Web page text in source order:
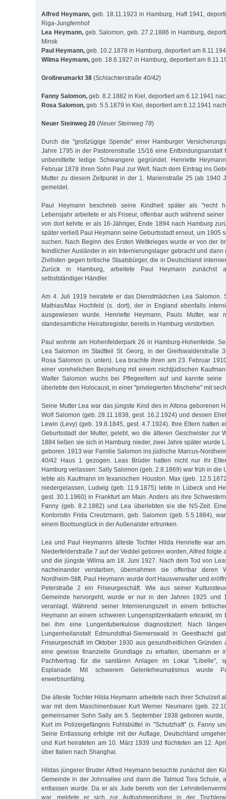
Alfred Heymann, geb. 18.11.1923 in Hamburg, Haft 1941,
Riga-Jungfernhof
Lea Heymann,geb. Salomon, geb. 27.2.1886 in Hamburg,
Minsk
Paul Heymann, geb. 10.2.1878 in Hamburg, deportiert am
Wilma Heymann, geb. 18.6.1927 in Hamburg, deportiert am
Großneumarkt 38 (Schlachterstraße 40/42)
Fanny Salomon, geb. 8.2.1882 in Kiel, deportiert am 6.12.1941
Rosa Salomon, geb. 5.5.1879 in Kiel, deportiert am 6.12.1941
Neuer Steinweg 20 (Neuer Steinweg 78)
Durch die "großzügige Spende" einer Hamburger
Jahre 1795 in der Pastorenstraße 15/16 eine Entbindungsanstalt
unbemittelte ledige Schwangere gegründet. Henriette
Februar 1878 ihren Sohn Paul zur Welt. Nach dem Eintrag ins
Mutter zu diesem Zeitpunkt in der 1. Marienstraße 25 (ab 1940
gemeldet.
Paul Heymann beschrieb seine Kindheit später als "recht
Lebensjahr arbeitete er als Friseur, offenbar auch während
von dort kehrte er als 16-Jähriger, Ende 1894 nach Hamburg
später verließ Paul Heymann seine Geburtsstadt erneut, um 1905
suchen. Nach Beginn des Ersten Weltkrieges wurde er von der
feindlicher Ausländer in ein Internierungslager gebracht und dann
Zivilisten gegen britische Staatsbürger, die in Deutschland
Zurück in Hamburg, arbeitete Paul Heymann zunächst
selbstständiger Händler.
Am 4. Juli 1919 heiratete er das Dienstmädchen Lea Salomon.
Mathias/Max Hochfeld (s. dort), der in England ebenfalls
ausgewiesen wurde. Henriette Heymann, Pauls Mutter, war
standesamtliche Heiratsregister, bereits in Hamburg verstorben.
Paul wohnte am Hohenfelderpark 26 in Hamburg-Hohenfelde.
Lea Salomon im Stadtteil St. Georg, in der Greifswalderstraße
Rosa Salomon (s. unten). Lea brachte ihren am 23. Februar
einer vorehelichen Beziehung mit einem nichtjüdischen
Walter Salomon wuchs bei Pflegeeltern auf und kannte seine
überlebte den Holocaust, in einer "privilegierten Mischehe" mit
Seine Mutter Lea war das jüngste Kind des in Altona geborenen
Wolf Salomon (geb. 28.11.1838, gest. 16.2.1924) und dessen
Lewin (Levy) (geb. 19.8.1845, gest. 4.7.1924). Ihre Eltern hatten
Geburtsstadt der Mutter, gelebt, wo die älteren Geschwister zur
1884 ließen sie sich in Hamburg nieder, zwei Jahre später wurde
geboren. 1913 war Familie Salomon ins jüdische Marcus-
40/42 Haus 1 gezogen. Leas Brüder hatten nicht nur ihr
Hamburg verlassen: Sally Salomon (geb. 2.8.1869) war früh in die
lebte als Kaufmann im texanischen Houston. Max (geb.
niedergelassen, Ludwig (geb. 11.9.1875) lebte in Lübeck und
gest. 30.1.1960) in Frankfurt am Main. Anders als ihre
Fanny (geb. 8.2.1882) und Lea überlebten sie die NS-Zeit.
Kontoristin Frida Creutzmann, geb. Salomon (geb. 5.5.1884),
einem Bootsunglück in der Außenalster ertrunken.
Lea und Paul Heymanns älteste Tochter Hilda Henriette war
Niederfelderstraße 7 auf der Veddel geboren worden, Alfred folgte
und die jüngste Wilma am 18. Juni 1927. Nach dem Tod von
nacheinander verstarben, übernahmen sie offenbar deren
Nordheim-Stift. Paul Heymann wurde dort Hausverwalter und
Peterstraße 2 ein Friseurgeschäft. Wie aus seiner
Gemeinde hervorgeht, wurde er nur in den Jahren 1925 und
veranlagt. Während seiner Internierungszeit in einem
Heymann an einem schweren Lungenspitzenkatarrh erkrankt, im
bei ihm eine Lungentuberkulose diagnostiziert. Nach
Lungenheilanstalt Edmundsthal-Siemerswald in Geesthacht
Friseurgeschäft im Oktober 1930 aus gesundheitlichen Gründen
eine gewisse finanzielle Grundlage zu erhalten, übernahm er
Pachtvertrag für die sanitären Anlagen im Lokal "Libelle",
Esplanade. Mit schwerem Gelenkrheumatismus wurde
erwerbsunfähig.
Die älteste Tochter Hilda Heymann arbeitete nach ihrer Schulzeit
war mit dem Maschinenbauer Kurt Werner Neumann (geb.
gemeinsamer Sohn Sally am 5. September 1938 geboren
Kurt im Polizeigefängnis Fuhlsbüttel in "Schutzhaft" (s. Fanny
Seine Entlassung erfolgte mit der Auflage, Deutschland
und Kurt heirateten am 10. März 1939 und flüchteten am 12.
über Italien nach Shanghai.
Hildas jüngerer Bruder Alfred Heymann besuchte zunächst den
Gemeinde in der Johnsallee und dann die Talmud Tora Schule,
entlassen wurde. Da er als Jude bereits von der
war, meldete er sich zur Aufnahmeprüfung in der